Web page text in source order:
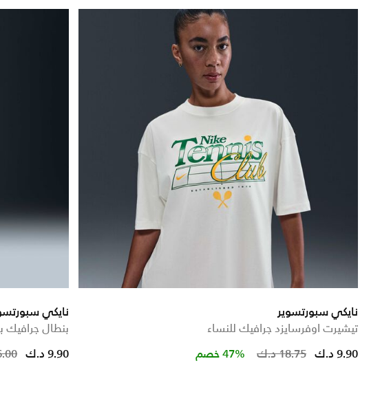
نايكي سبورتسوير
تيشيرت اوفرسايزد جرافيك للنساء
Price
18.75 د.ك 9.90 د.ك 47% خصم
نايكي
بنطال
reduced from
to 9.90 د.ك